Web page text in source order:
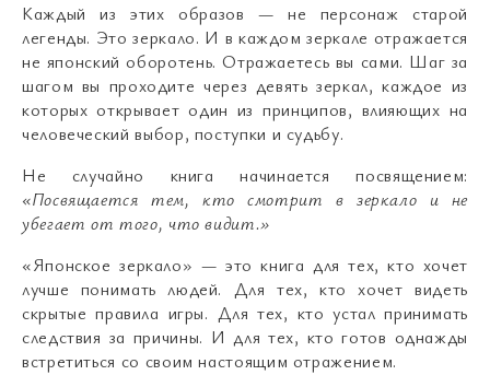
Каждый из этих образов — не персонаж старой
легенды. Это зеркало. И в каждом зеркале отражается
не японский оборотень. Отражаетесь вы сами. Шаг за
шагом вы проходите через девять зеркал, каждое из
которых открывает один из принципов, влияющих на
человеческий выбор, поступки и судьбу.
Не случайно книга начинается посвящением:
«Посвящается тем, кто смотрит в зеркало и не
убегает от того, что видит.»
«Японское зеркало» — это книга для тех, кто хочет
лучше понимать людей. Для тех, кто хочет видеть
скрытые правила игры. Для тех, кто устал принимать
следствия за причины. И для тех, кто готов однажды
встретиться со своим настоящим отражением.